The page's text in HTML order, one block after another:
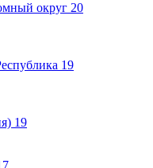
округ 20
19
19